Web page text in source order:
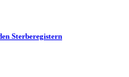
Sterberegistern